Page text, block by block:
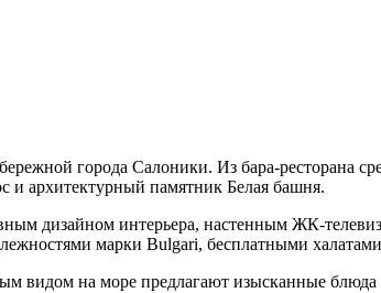
города Салоники. Из бара-ресторана
и архитектурный памятник Белая башня.
дизайном интерьера, настенным ЖК-
марки Bulgari, бесплатными
видом на море предлагают изысканные